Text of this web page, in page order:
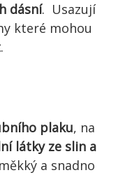
dásní. Usazují
které mohou
.
plaku, na
látky ze slin a
a snadno